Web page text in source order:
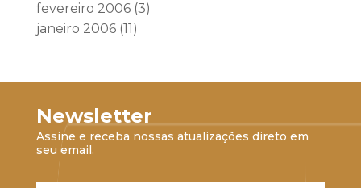
fevereiro 2006(3)
janeiro 2006(11)
Newsletter
Assine e receba nossas atualizações direto em
seu email.